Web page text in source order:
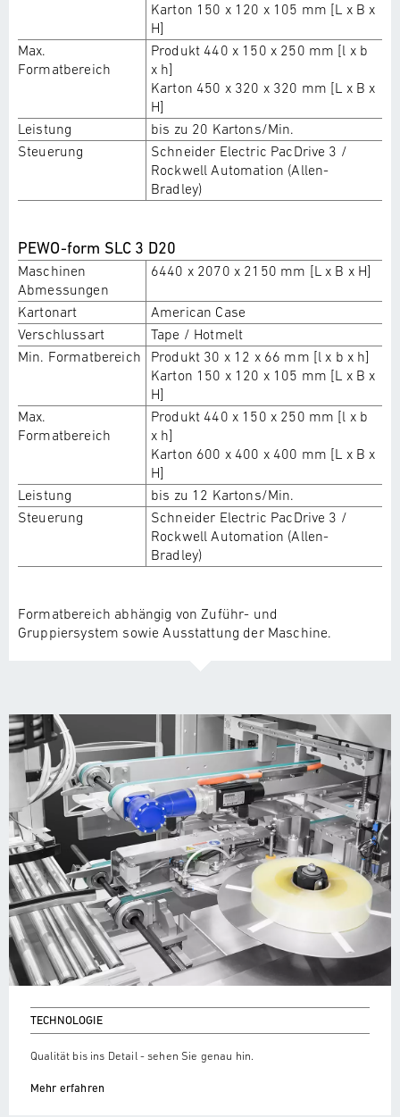
Karton 150 x 120 x 105 mm [L x B x
H]
Max.
Formatbereich
Produkt 440 x 150 x 250 mm [l x b
x h]
Karton 450 x 320 x 320 mm [L x B x
H]
Leistung
bis zu 20 Kartons/Min.
Steuerung
Schneider Electric PacDrive 3 /
Rockwell Automation (Allen-
Bradley)
PEWO-form SLC 3 D20
Maschinen
Abmessungen
6440 x 2070 x 2150 mm [L x B x H]
Kartonart
American Case
Verschlussart
Tape / Hotmelt
Min. Formatbereich
Produkt 30 x 12 x 66 mm [l x b x h]
Karton 150 x 120 x 105 mm [L x B x
H]
Max.
Formatbereich
Produkt 440 x 150 x 250 mm [l x b
x h]
Karton 600 x 400 x 400 mm [L x B x
H]
Leistung
bis zu 12 Kartons/Min.
Steuerung
Schneider Electric PacDrive 3 /
Rockwell Automation (Allen-
Bradley)
Formatbereich abhängig von Zuführ- und
Gruppiersystem sowie Ausstattung der Maschine.
TECHNOLOGIE
Qualität bis ins Detail - sehen Sie genau hin.
Mehr erfahren